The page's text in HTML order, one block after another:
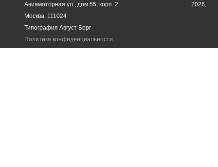
Авиамоторная ул., дом 55, корп. 2
Москва, 111024
2026,
Типография Август Борг
Политика конфиденциальности